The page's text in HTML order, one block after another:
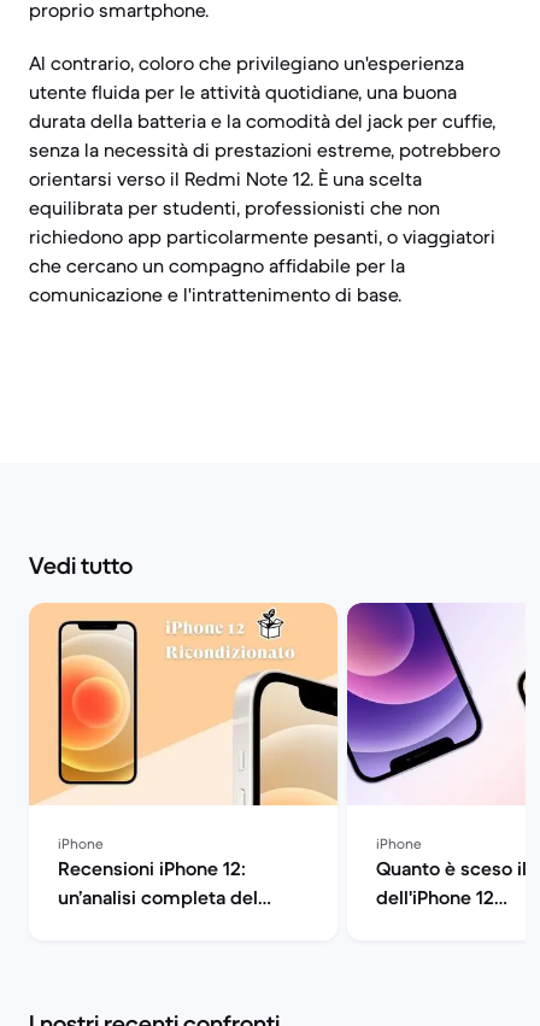
proprio smartphone.
Al contrario, coloro che privilegiano un'esperienza
utente fluida per le attività quotidiane, una buona
durata della batteria e la comodità del jack per cuffie,
senza la necessità di prestazioni estreme, potrebbero
orientarsi verso il Redmi Note 12. È una scelta
equilibrata per studenti, professionisti che non
richiedono app particolarmente pesanti, o viaggiatori
che cercano un compagno affidabile per la
comunicazione e l'intrattenimento di base.
Vedi tutto
iPhone
Recensioni iPhone 12:
un’analisi completa del
iPhone
Quanto è sceso il
dell'iPhone 12